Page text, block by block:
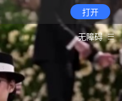
打开
无障碍